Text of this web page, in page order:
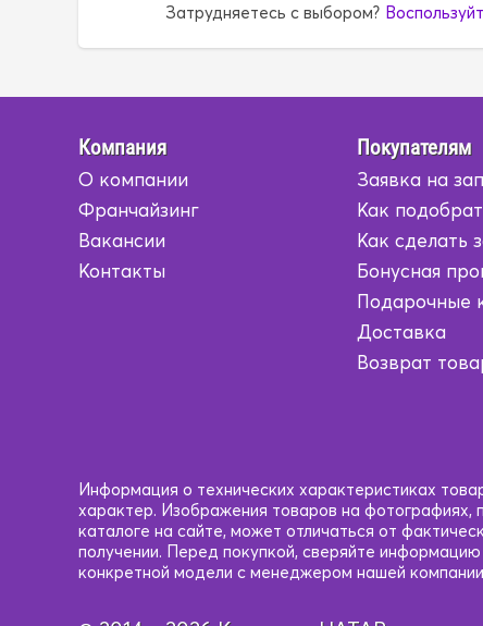
ККрасный
Бежевый
Коричневый/
Желтый
Желтый
Коричневый/
Серый
Красный/
черный
Красный/
черный
РыжийРыжий
Коричневый Коричневый
Затрудняетесь с выбором?
Компания
О компании
Франчайзинг
Вакансии
Контакты
Покупателям
Заявка на
Как
Как сделать
Бонусная
Подарочные
Доставка
Возврат
Информация о технических характеристиках
характер. Изображения товаров на фотографиях,
каталоге на сайте, может отличаться от
получении. Перед покупкой, сверяйте
конкретной модели с менеджером нашей